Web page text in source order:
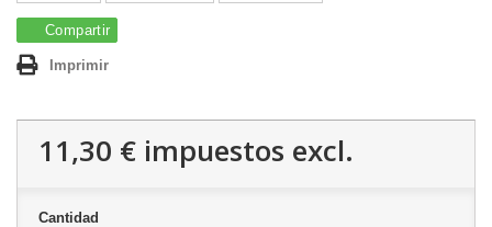
Compartir
Imprimir
11,30 € impuestos excl.
Cantidad